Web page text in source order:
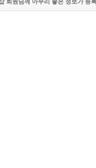
회원님께 아무리 좋은 정보가 등